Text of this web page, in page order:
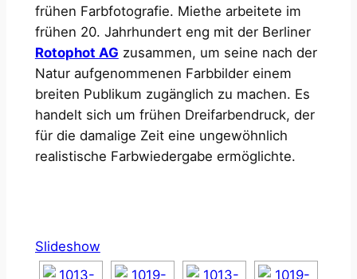
frühen Farbfotografie. Miethe arbeitete im
frühen 20. Jahrhundert eng mit der Berliner
Rotophot AG zusammen, um seine nach der
Natur aufgenommenen Farbbilder einem
breiten Publikum zugänglich zu machen. Es
handelt sich um frühen Dreifarbendruck, der
für die damalige Zeit eine ungewöhnlich
realistische Farbwiedergabe ermöglichte.
Slideshow